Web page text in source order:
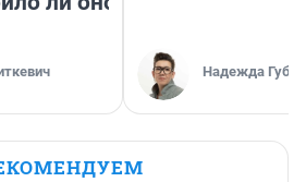
Надежда